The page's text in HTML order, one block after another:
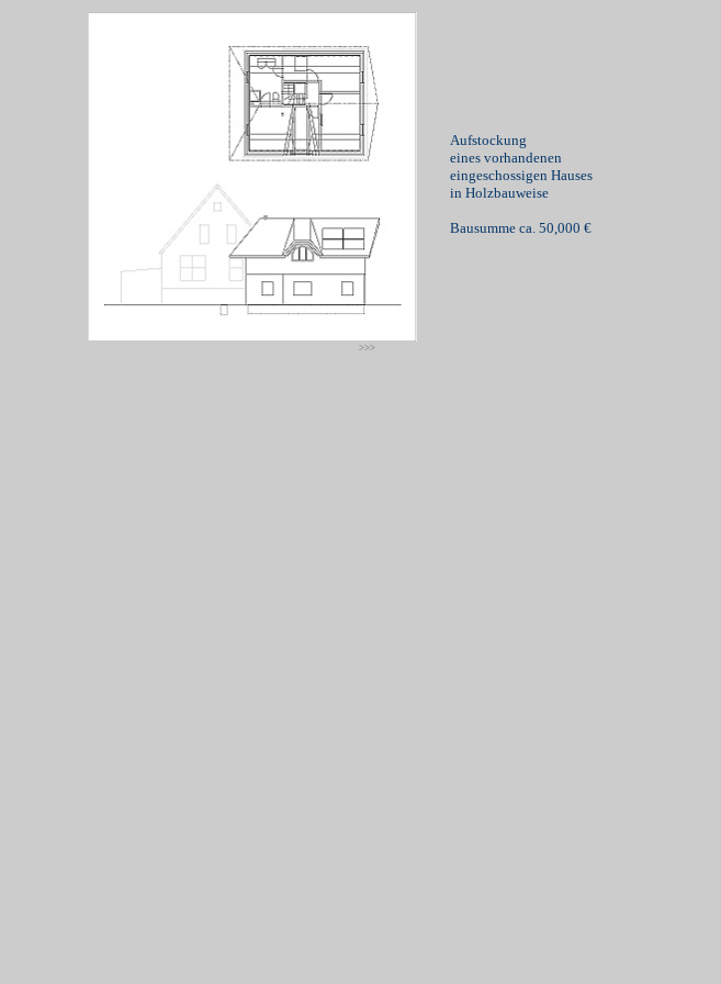
>>>
Aufstockung
eines vorhandenen
eingeschossigen Hauses
in Holzbauweise
Bausumme ca. 50,000 €